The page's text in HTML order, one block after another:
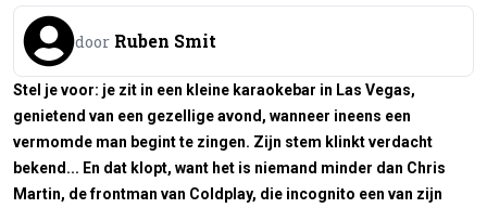
door Ruben Smit
Stel je voor: je zit in een kleine karaokebar in Las Vegas,
genietend van een gezellige avond, wanneer ineens een
vermomde man begint te zingen. Zijn stem klinkt verdacht
bekend... En dat klopt, want het is niemand minder dan Chris
Martin, de frontman van Coldplay, die incognito een van zijn